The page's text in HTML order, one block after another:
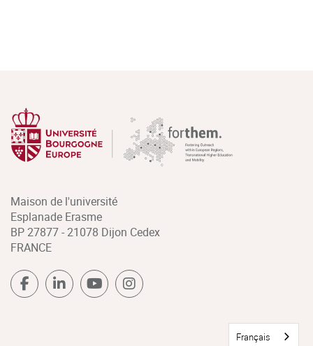
Maison de l'université
Esplanade Erasme
BP 27877 - 21078 Dijon Cedex
FRANCE
Français